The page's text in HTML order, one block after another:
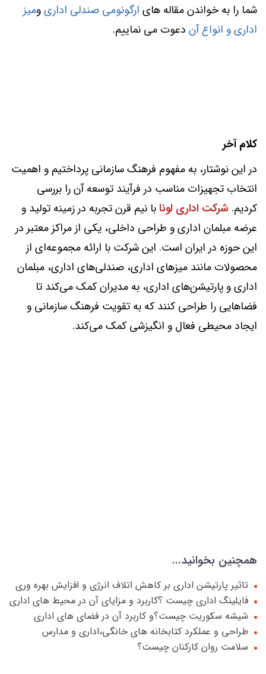
شما را به خواندن مقاله های ارگونومی صندلی اداریومیز
اداری و انواع آن دعوت می نماییم.
کلام آخر
در این نوشتار، به مفهوم فرهنگ سازمانی پرداختیم و اهمیت
انتخاب تجهیزات مناسب در فرآیند توسعه آن را بررسی
کردیم. شرکت اداری لونابا نیم قرن تجربه در زمینه تولید و
عرضه مبلمان اداری و طراحی داخلی، یکی از مراکز معتبر در
این حوزه در ایران است. این شرکت با ارائه مجموعه‌ای از
محصولات مانند میزهای اداری، صندلی‌های اداری، مبلمان
اداری و پارتیشن‌های اداری، به مدیران کمک می‌کند تا
فضاهایی را طراحی کنند که به تقویت فرهنگ سازمانی و
ایجاد محیطی فعال و انگیزشی کمک می‌کند.
همچنین بخوانید...
تاثیر پارتیشن اداری بر کاهش اتلاف انرژی و افزایش بهره وری
فایلینگ اداری چیست ؟کاربرد و مزایای آن در محیط های اداری
شیشه سکوریت چیست؟و کاربرد آن در فضای های اداری
طراحی و عملکرد کتابخانه های خانگی،اداری و مدارس
سلامت روان کارکنان چیست؟